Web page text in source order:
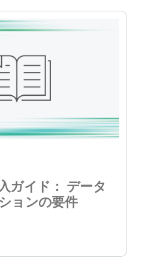
ガイド： データ
ョンの要件